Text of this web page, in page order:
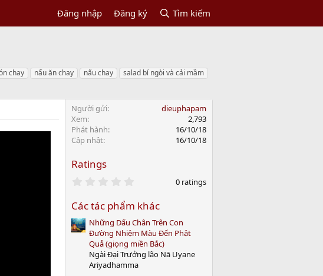
Đăng nhập Đăng ký Tìm kiếm
chay nấu ăn chay nấu chay
salad bí ngòi và cải mầm
Người gửi
dieuphapam
Xem
2,793
Phát hành
16/10/18
Cập nhật
16/10/18
Ratings
0
t
a
r
(
s
)
0 ratings
Các tác phẩm khác
Những Dấu Chân Trên Con
Đường Nhiệm Màu Đến Phật
Quả (giọng miền Bắc)
Ngài Đại Trưởng lão Nā Uyane
Ariyadhamma